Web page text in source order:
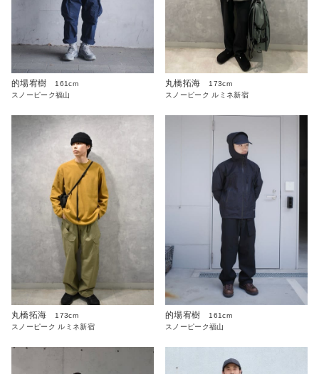
的場宥樹
161cm
スノーピーク福山
丸橋拓海
173cm
スノーピーク ルミネ新宿
丸橋拓海
173cm
スノーピーク ルミネ新宿
的場宥樹
161cm
スノーピーク福山